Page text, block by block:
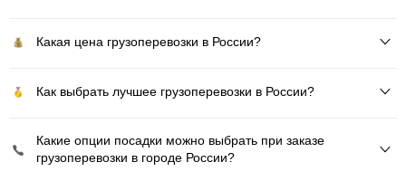
Какая цена грузоперевозки в России?
Как выбрать лучшее грузоперевозки в России?
Какие опции посадки можно выбрать при заказе
грузоперевозки в городе России?